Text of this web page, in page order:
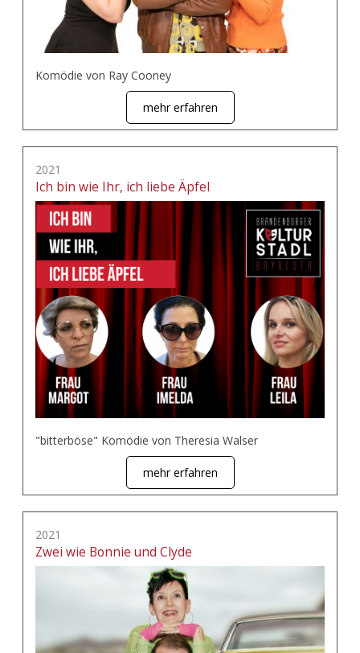
Komödie von Ray Cooney
mehr erfahren
2021
Ich bin wie Ihr, ich liebe Äpfel
"bitterböse" Komödie von Theresia Walser
mehr erfahren
2021
Zwei wie Bonnie und Clyde